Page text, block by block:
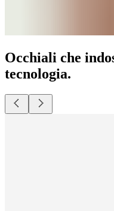
Occhiali che
tecnologia.